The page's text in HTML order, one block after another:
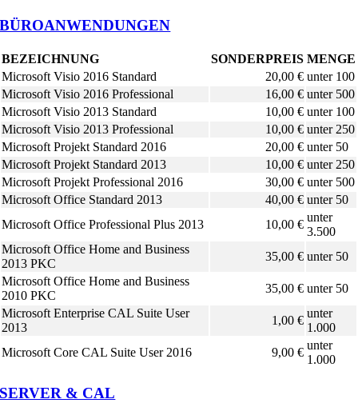
BÜROANWENDUNGEN
BEZEICHNUNG SONDERPREIS MENGE
Microsoft Visio 2016 Standard
20,00 € unter 100
Microsoft Visio 2016 Professional
16,00 € unter 500
Microsoft Visio 2013 Standard
10,00 € unter 100
Microsoft Visio 2013 Professional
10,00 € unter 250
Microsoft Projekt Standard 2016
20,00 € unter 50
Microsoft Projekt Standard 2013
10,00 € unter 250
Microsoft Projekt Professional 2016
30,00 € unter 500
Microsoft Office Standard 2013
40,00 € unter 50
Microsoft Office Professional Plus 2013
10,00 €
unter
3.500
Microsoft Office Home and Business
2013 PKC
35,00 € unter 50
Microsoft Office Home and Business
2010 PKC
35,00 € unter 50
Microsoft Enterprise CAL Suite User
2013
1,00 €
unter
1.000
Microsoft Core CAL Suite User 2016
9,00 €
unter
1.000
SERVER & CAL